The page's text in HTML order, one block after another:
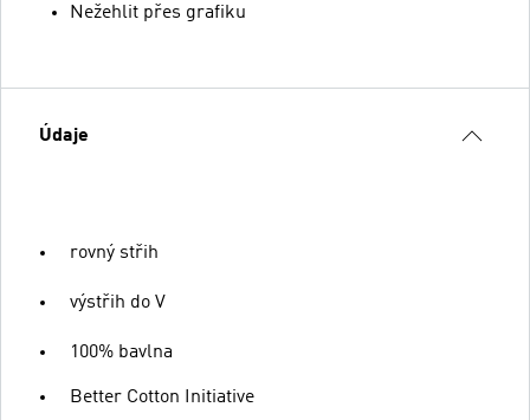
Nežehlit přes grafiku
Údaje
rovný střih
výstřih do V
100% bavlna
Better Cotton Initiative